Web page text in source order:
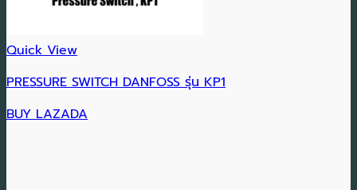
Quick View
PRESSURE SWITCH DANFOSS รุ่น KP1
BUY LAZADA